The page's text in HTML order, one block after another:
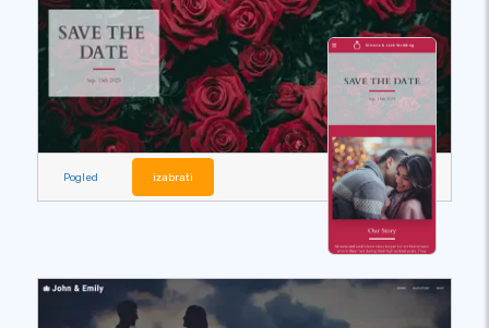
Pogled izabrati